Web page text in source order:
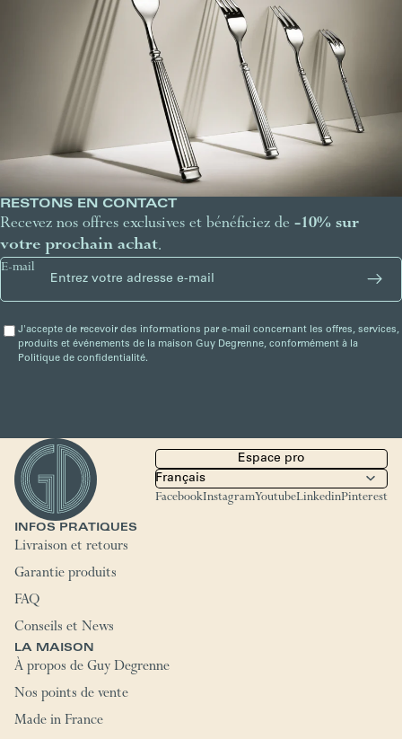
RESTONS EN CONTACT
Recevez nos offres exclusives et bénéficiez de -10% sur
votre prochain achat.
E-mail
J'accepte de recevoir des informations par e-mail concernant les offres, services,
produits et événements de la maison Guy Degrenne, conformément à la
Politique de confidentialité.
Espace pro
FacebookInstagramYoutubeLinkedinPinterest
INFOS PRATIQUES
Livraison et retours
Garantie produits
FAQ
Conseils et News
LA MAISON
À propos de Guy Degrenne
Nos points de vente
Made in France